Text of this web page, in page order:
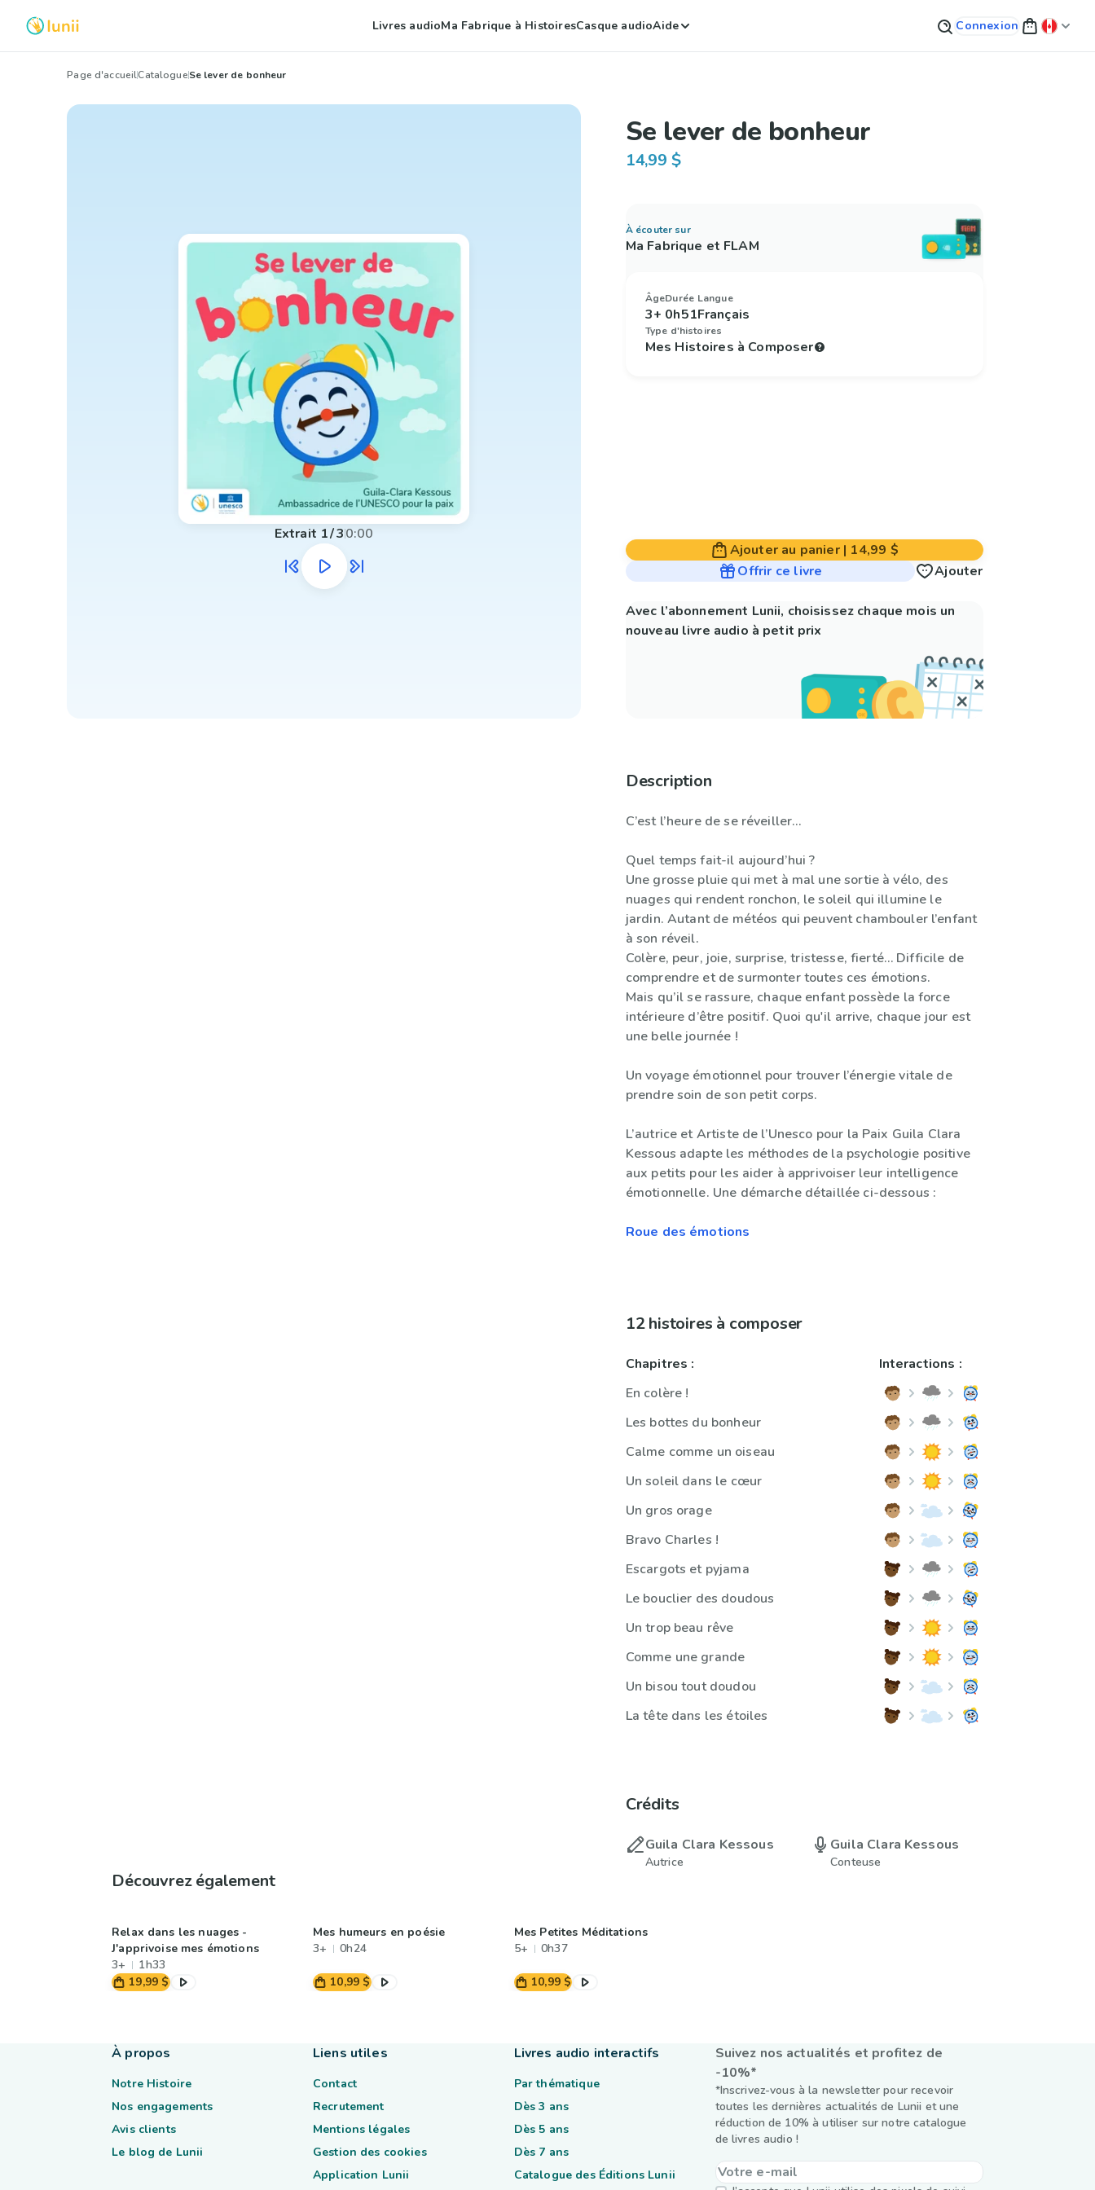
Livres audioMa Fabrique à HistoiresCasque audioAide Connexion
Page d'accueilCatalogueSe lever de bonheur
Extrait 1/30:00
Se lever de bonheur
14,99 $
À écouter sur
Ma Fabrique et FLAM
Âge
3+
Durée
0h51
Langue
Français
Type d'histoires
Mes Histoires à Composer
Ajouter au panier| 14,99 $
Offrir ce livre
Ajouter
Avec l’abonnement Lunii, choisissez chaque mois un
nouveau livre audio à petit prix
Description
C’est l’heure de se réveiller…
Quel temps fait-il aujourd’hui ?
Une grosse pluie qui met à mal une sortie à vélo, des
nuages qui rendent ronchon, le soleil qui illumine le
jardin. Autant de météos qui peuvent chambouler l’enfant
à son réveil.
Colère, peur, joie, surprise, tristesse, fierté… Difficile de
comprendre et de surmonter toutes ces émotions.
Mais qu’il se rassure, chaque enfant possède la force
intérieure d’être positif. Quoi qu'il arrive, chaque jour est
une belle journée !
Un voyage émotionnel pour trouver l’énergie vitale de
prendre soin de son petit corps.
L’autrice et Artiste de l’Unesco pour la Paix Guila Clara
Kessous adapte les méthodes de la psychologie positive
aux petits pour les aider à apprivoiser leur intelligence
émotionnelle. Une démarche détaillée ci-dessous :
Roue des émotions
12 histoires à composer
Chapitres :
En colère !
Les bottes du bonheur
Calme comme un oiseau
Un soleil dans le cœur
Un gros orage
Bravo Charles !
Escargots et pyjama
Le bouclier des doudous
Un trop beau rêve
Comme une grande
Un bisou tout doudou
La tête dans les étoiles
Interactions :
Crédits
Guila Clara Kessous
Autrice
Guila Clara Kessous
Conteuse
Découvrez également
Relax dans les nuages -
J'apprivoise mes émotions
3+
1h33
19,99 $
Mes humeurs en poésie
3+
0h24
10,99 $
Mes Petites Méditations
5+
0h37
10,99 $
Suivez nos actualités et profitez de
-10%*
*Inscrivez-vous à la newsletter pour recevoir
toutes les dernières actualités de Lunii et une
réduction de 10% à utiliser sur notre catalogue
de livres audio !
À propos
Notre Histoire
Nos engagements
Avis clients
Le blog de Lunii
Liens utiles
Contact
Recrutement
Mentions légales
Gestion des cookies
Application Lunii
Livres audio interactifs
Par thématique
Dès 3 ans
Dès 5 ans
Dès 7 ans
Catalogue des Éditions Lunii